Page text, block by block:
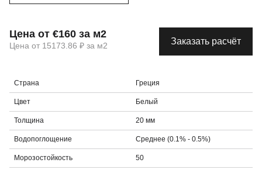
Цена от €160 за м2
Цена от 15173.86 ₽ за м2 Заказать расчёт
Страна Греция
Цвет Белый
Толщина 20 мм
Водопоглощение Среднее (0.1% - 0.5%)
Морозостойкость 50